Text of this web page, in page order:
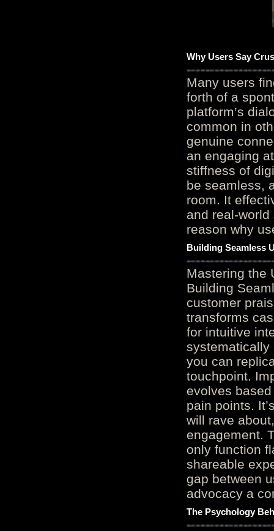
Why Users Say
Many users
forth of a
platform’s
common in
genuine
an engaging
stiffness of
be seamless,
room. It
and real-
reason why
Building Seamless
Mastering the
Building
customer
transforms
for intuitive
systematically
you can
touchpoint.
evolves
pain points.
will rave
engagement.
only function
shareable
gap between
advocacy a
The Psychology